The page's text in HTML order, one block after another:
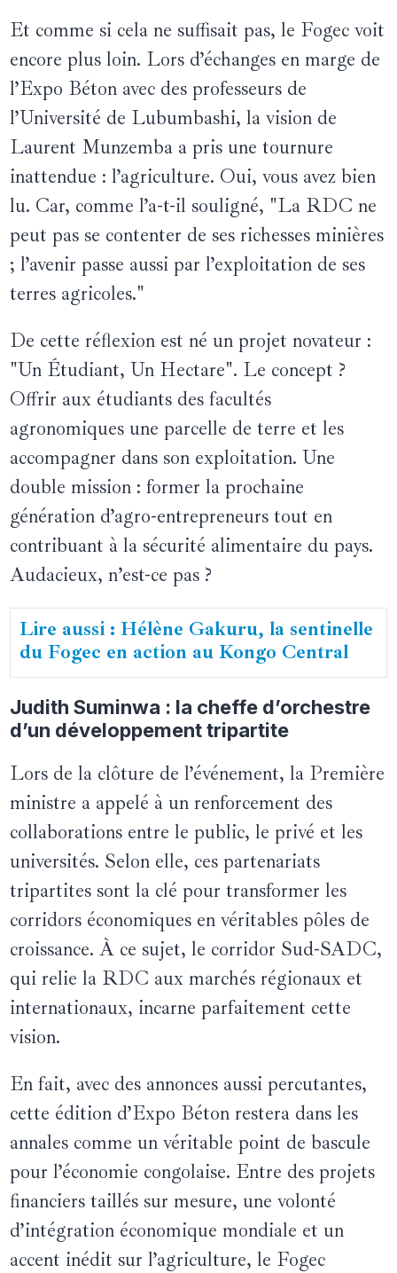
Et comme si cela ne suffisait pas, le Fogec voit
encore plus loin. Lors d’échanges en marge de
l’Expo Béton avec des professeurs de
l’Université de Lubumbashi, la vision de
Laurent Munzemba a pris une tournure
inattendue : l’agriculture. Oui, vous avez bien
lu. Car, comme l’a-t-il souligné, "La RDC ne
peut pas se contenter de ses richesses minières
; l’avenir passe aussi par l’exploitation de ses
terres agricoles."
De cette réflexion est né un projet novateur :
"Un Étudiant, Un Hectare". Le concept ?
Offrir aux étudiants des facultés
agronomiques une parcelle de terre et les
accompagner dans son exploitation. Une
double mission : former la prochaine
génération d’agro-entrepreneurs tout en
contribuant à la sécurité alimentaire du pays.
Audacieux, n’est-ce pas ?
Lire aussi : Hélène Gakuru, la sentinelle
du Fogec en action au Kongo Central
Judith Suminwa : la cheffe d’orchestre
d’un développement tripartite
Lors de la clôture de l’événement, la Première
ministre a appelé à un renforcement des
collaborations entre le public, le privé et les
universités. Selon elle, ces partenariats
tripartites sont la clé pour transformer les
corridors économiques en véritables pôles de
croissance. À ce sujet, le corridor Sud-SADC,
qui relie la RDC aux marchés régionaux et
internationaux, incarne parfaitement cette
vision.
En fait, avec des annonces aussi percutantes,
cette édition d’Expo Béton restera dans les
annales comme un véritable point de bascule
pour l’économie congolaise. Entre des projets
financiers taillés sur mesure, une volonté
d’intégration économique mondiale et un
accent inédit sur l’agriculture, le Fogec